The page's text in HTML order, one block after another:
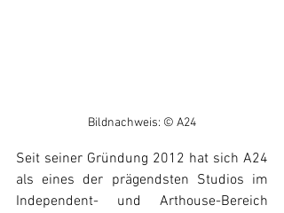
Bildnachweis: © A24
Seit seiner Gründung 2012 hat sich A24
als eines der prägendsten Studios im
Independent- und Arthouse-Bereich